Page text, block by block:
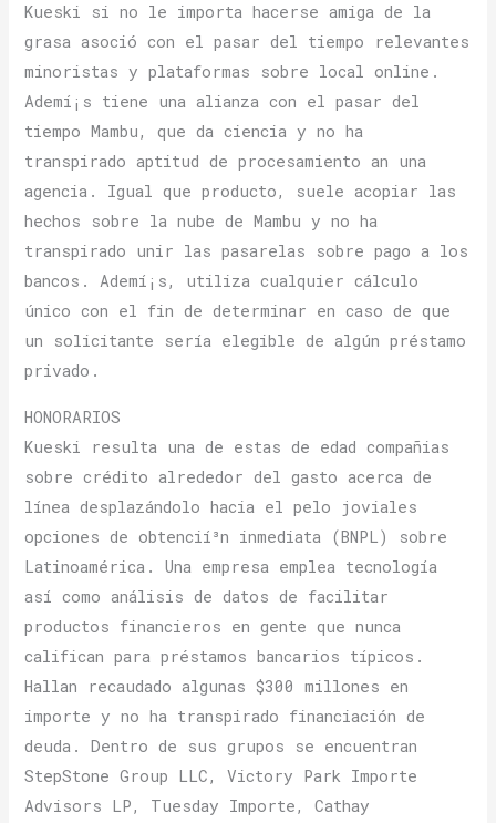
Kueski si no le importa hacerse amiga de la
grasa asoció con el pasar del tiempo relevantes
minoristas y plataformas sobre local online.
Ademí¡s tiene una alianza con el pasar del
tiempo Mambu, que da ciencia y no ha
transpirado aptitud de procesamiento an una
agencia. Igual que producto, suele acopiar las
hechos sobre la nube de Mambu y no ha
transpirado unir las pasarelas sobre pago a los
bancos. Ademí¡s, utiliza cualquier cálculo
único con el fin de determinar en caso de que
un solicitante serí­a elegible de algún préstamo
privado.
HONORARIOS
Kueski resulta una de estas de edad compañias
sobre crédito alrededor del gasto acerca de
línea desplazándolo hacia el pelo joviales
opciones de obtencií³n inmediata (BNPL) sobre
Latinoamérica. Una empresa emplea tecnología
así­ como análisis de datos de facilitar
productos financieros en gente que nunca
califican para préstamos bancarios tí­picos.
Hallan recaudado algunas $300 millones en
importe y no ha transpirado financiación de
deuda. Dentro de sus grupos se encuentran
StepStone Group LLC, Victory Park Importe
Advisors LP, Tuesday Importe, Cathay